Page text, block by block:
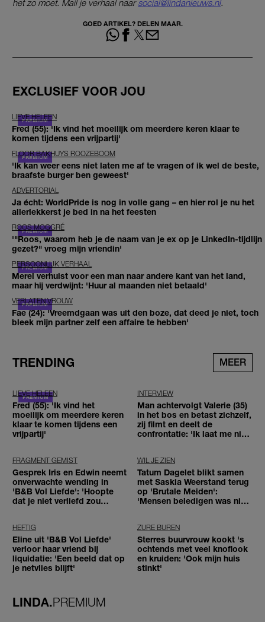
het zo moet. Mail je verhaal naarsocial@lindanieuws.nl.
GOED ARTIKEL? DELEN MAAR.
EXCLUSIEF VOOR JOU
LIEVE HELEEN
Fred (55): 'Ik vind het moeilijk om meerdere keren klaar te
komen tijdens een vrijpartij'
FLOOR BAKHUYS ROOZEBOOM
'Ik kan weer eens niet laten me af te vragen of ik wel de beste,
braafste burger ben geweest'
ADVERTORIAL
Ja écht: WorldPride is nog in volle gang – en hier rol je nu het
allerlekkerst je bed in na het feesten
ROOS MOGGRÉ
'"Roos, waarom heb je de naam van je ex op je LinkedIn-tijdlijn
gezet?" vroeg mijn vriendin'
PERSOONLIJK VERHAAL
Merel verhuist voor een man naar andere kant van het land,
maar hij verdwijnt: 'Huur al maanden niet betaald'
VERLATEN VROUW
Fae (24): 'Vreemdgaan was uit den boze, dat deed je niet, toch
bleek mijn partner zelf een affaire te hebben'
TRENDING MEER
LIEVE HELEEN
Fred (55): 'Ik vind het
moeilijk om meerdere keren
klaar te komen tijdens een
vrijpartij'
INTERVIEW
Man achtervolgt Valerie (35)
in het bos en betast zichzelf,
zij filmt en deelt de
confrontatie: 'Ik laat me niet
FRAGMENT GEMIST
Gesprek Iris en Edwin neemt
onverwachte wending in
'B&B Vol Liefde': 'Hoopte
dat je niet verliefd zou
WIL JE ZIEN
Tatum Dagelet blikt samen
met Saskia Weerstand terug
op 'Brutale Meiden':
'Mensen beledigen was niet
HEFTIG
Eline uit 'B&B Vol Liefde'
verloor haar vriend bij
liquidatie: 'Een beeld dat op
je netvlies blijft'
ZURE BUREN
Sterres buurvrouw kookt 's
ochtends met veel knoflook
en kruiden: 'Ook mijn huis
stinkt'
LINDA.PREMIUM